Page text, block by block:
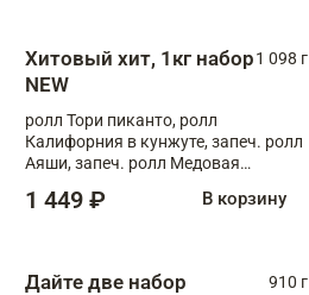
Хитовый хит, 1кг набор
NEW
1 098 г
ролл Тори пиканто, ролл
Калифорния в кунжуте, запеч. ролл
Аяши, запеч. ролл Медовая
чукой
1 449 ₽ В корзину
Дайте две набор
910 г